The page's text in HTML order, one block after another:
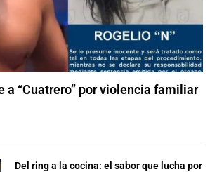
a “Cuatrero” por violencia familiar
Del ring a la cocina: el sabor que lucha por